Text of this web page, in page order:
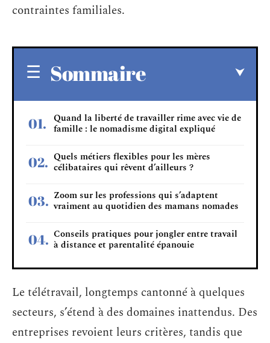
contraintes familiales.
Sommaire
Quand la liberté de travailler rime avec vie de
famille : le nomadisme digital expliqué
Quels métiers flexibles pour les mères
célibataires qui rêvent d’ailleurs ?
Zoom sur les professions qui s’adaptent
vraiment au quotidien des mamans nomades
Conseils pratiques pour jongler entre travail
à distance et parentalité épanouie
Le télétravail, longtemps cantonné à quelques
secteurs, s’étend à des domaines inattendus. Des
entreprises revoient leurs critères, tandis que